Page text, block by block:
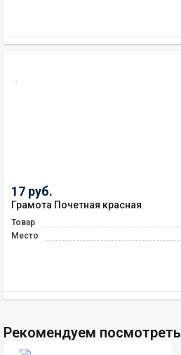
17 руб.
Грамота Почетная красная
Товар
Место
Рекомендуем посмотреть